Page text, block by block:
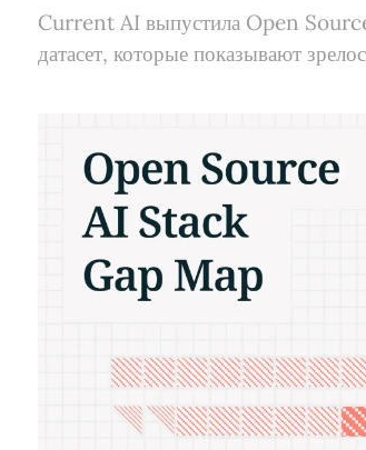
Current AI выпустила Open
датасет, которые показывают